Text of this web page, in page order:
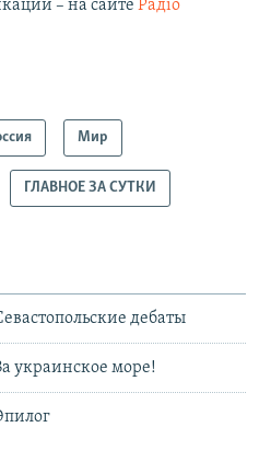
– на сайте Радіо
Мир
ГЛАВНОЕ ЗА СУТКИ
дебаты
украинское море!